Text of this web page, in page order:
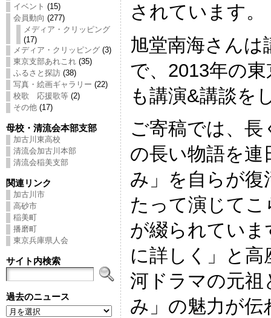
イベント (15)
会員動向 (277)
メディア・クリッピング
(17)
メディア・クリッピング (3)
東京支部あれこれ (35)
ふるさと探訪 (38)
写真・絵画ギャラリー (22)
校歌 応援歌等 (2)
その他 (17)
母校・清流会本部支部
加古川東高校
清流会加古川本部
清流会稲美支部
関連リンク
加古川市
高砂市
稲美町
播磨町
東京兵庫県人会
サイト内検索
過去のニュース
されています。
旭堂南海さんは
で、2013年の
も講演&講談を
ご寄稿では、
の長い物語を連
み」を自らが復
たって演じて
が綴られてい
に詳しく」と
河ドラマの元祖
み」の魅力が